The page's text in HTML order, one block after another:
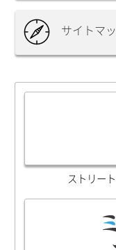
サイトマ
ストリー